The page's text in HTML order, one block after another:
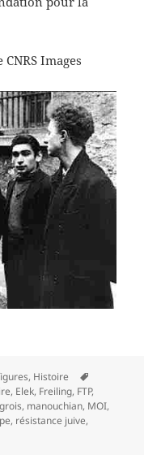
Images
, Histoire
clés
, Elek, Freiling, FTP,
, manouchian, MOI,
, résistance juive,